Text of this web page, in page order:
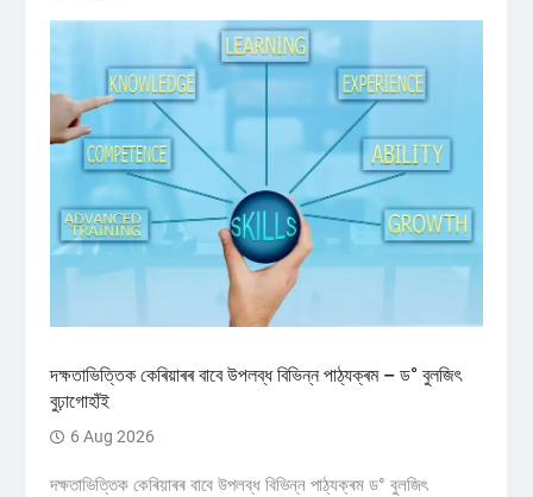
দক্ষতাভিত্তিক কেৰিয়াৰৰ বাবে উপলব্ধ বিভিন্ন পাঠ্যক্ৰম – ড° বুলজিৎ
বুঢ়াগোহাঁই
6 Aug 2026
দক্ষতাভিত্তিক কেৰিয়াৰৰ বাবে উপলব্ধ বিভিন্ন পাঠ্যক্ৰম ড° বুলজিৎ